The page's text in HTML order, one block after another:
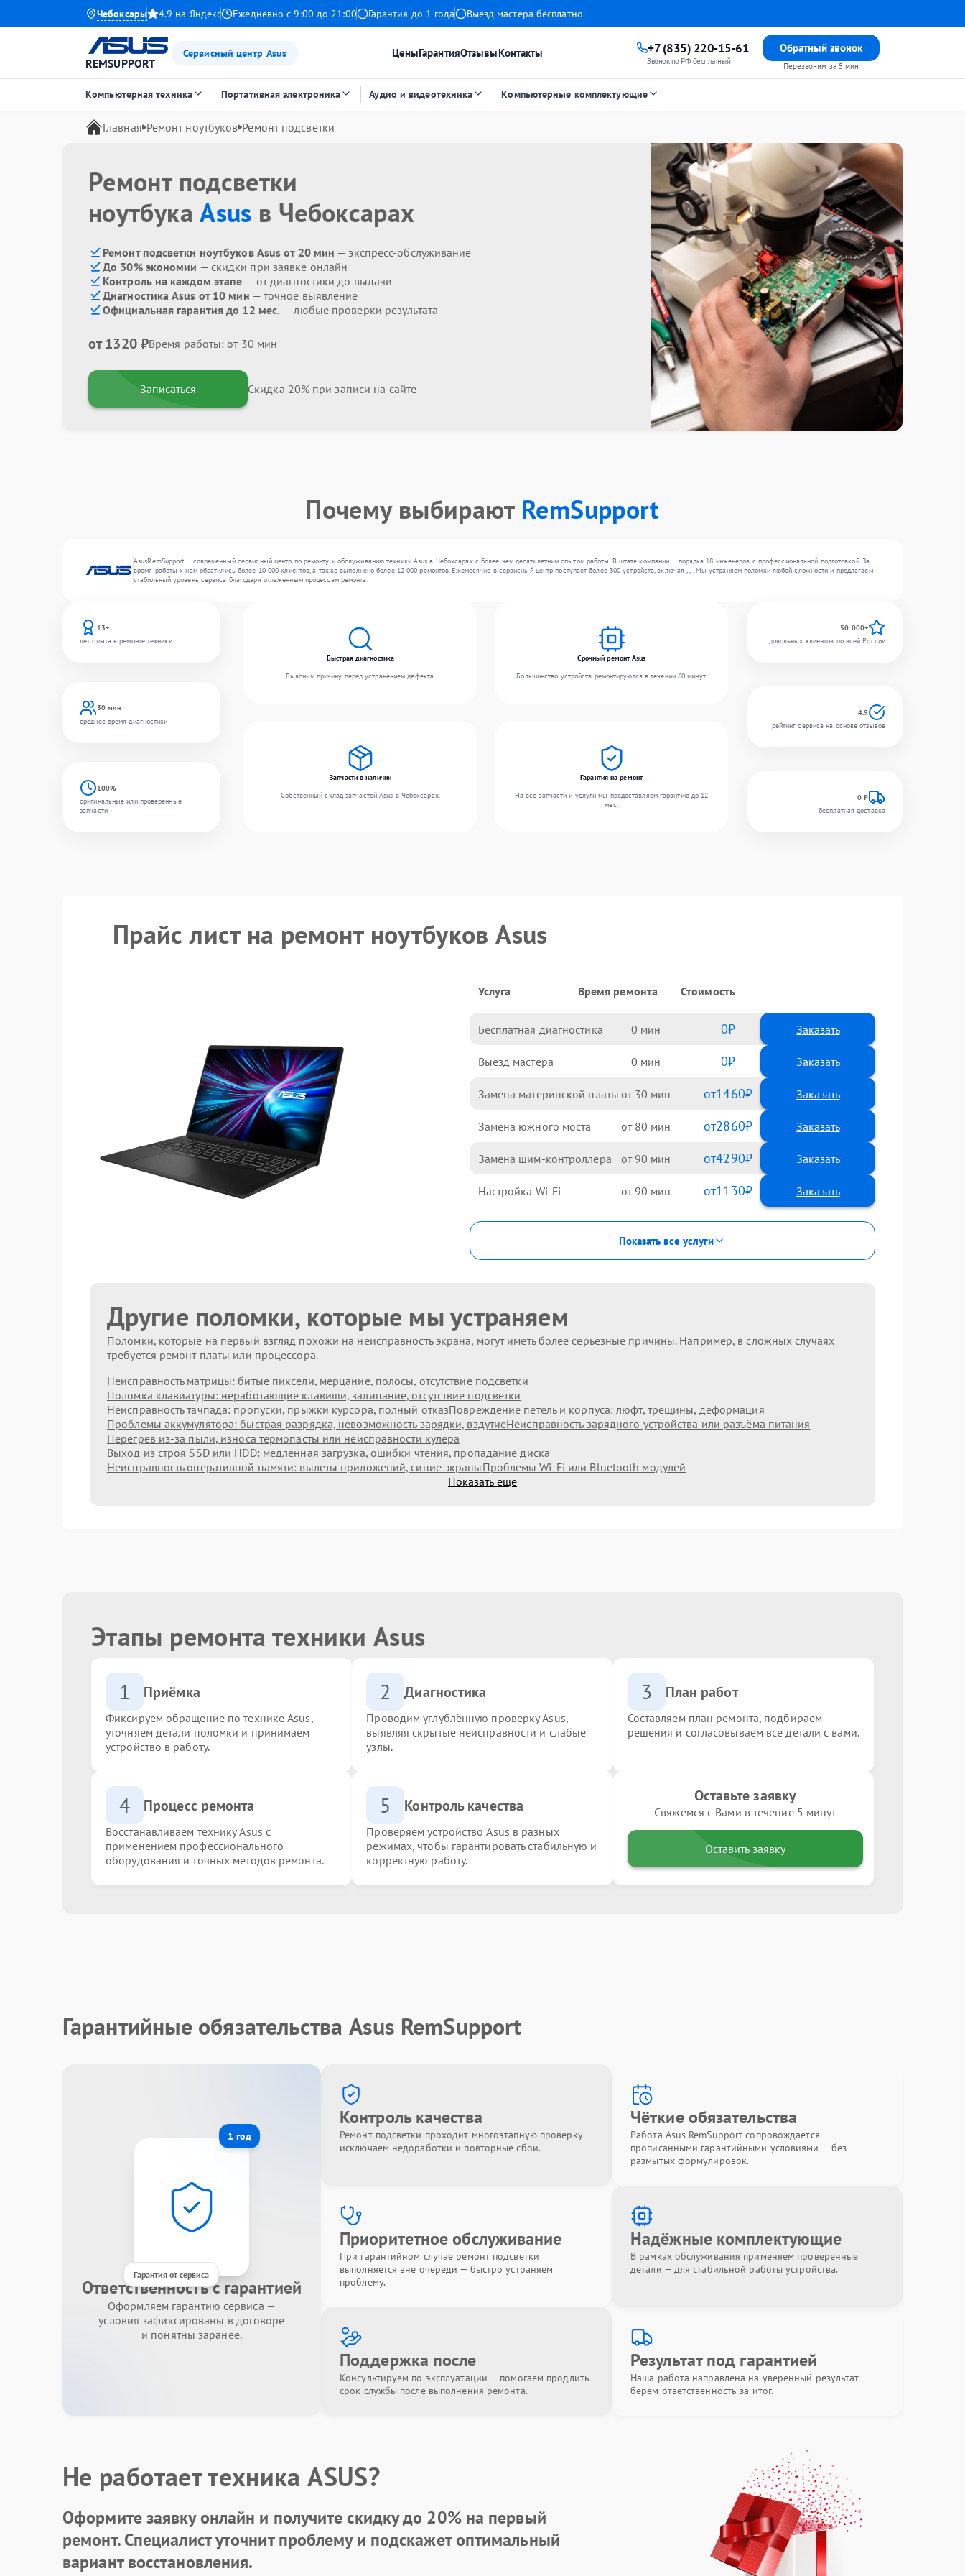
Чебоксары 4.9 на Яндекс Ежедневно с 9:00 до 21:00 Гарантия до 1 года Выезд мастера бесплатно
REMSUPPORT
Сервисный центр Asus ЦеныГарантияОтзывыКонтакты +7 (835) 220-15-61
Звонок по РФ бесплатный
Обратный звонок
Перезвоним за 5 мин
Компьютерная техника Портативная электроника Аудио и видеотехника Компьютерные комплектующие
Главная Ремонт ноутбуков Ремонт подсветки
Ремонт подсветки
ноутбукаAsus в Чебоксарах
Ремонт подсветки ноутбуков Asus от 20 мин — экспресс-обслуживание
До 30% экономии — скидки при заявке онлайн
Контроль на каждом этапе — от диагностики до выдачи
Диагностика Asus от 10 мин — точное выявление
Официальная гарантия до 12 мес. — любые проверки результата
от 1320 ₽Время работы: от 30 мин
Записаться Скидка 20% при записи на сайте
Почему выбирают RemSupport
AsusRemSupport — современный сервисный центр по ремонту и обслуживанию техники Asus в Чебоксарах с более чем десятилетним опытом работы. В штате компании — порядка 18 инженеров с профессиональной подготовкой. За
время работы к нам обратились более 10 000 клиентов, а также выполнено более 12 000 ремонтов. Ежемесячно в сервисный центр поступает более 300 устройств, включая , , . Мы устраняем поломки любой сложности и предлагаем
стабильный уровень сервиса благодаря отлаженным процессам ремонта.
13+
лет опыта в ремонте техники
30 мин
среднее время диагностики
100%
оригинальные или проверенные
запчасти
Быстрая диагностика
Выясним причину перед устранением дефекта.
Срочный ремонт Asus
Большинство устройств ремонтируются в течении 60 минут.
Запчасти в наличии
Собственный склад запчастей Asus в Чебоксарах.
Гарантия на ремонт
На все запчасти и услуги мы предоставляем гарантию до 12
мес.
50 000+
довольных клиентов по всей России
4.9
рейтинг сервиса на основе отзывов
0 ₽
бесплатная доставка
Прайс лист на ремонт ноутбуков Asus
Услуга Время ремонта Стоимость
Бесплатная диагностика 0 0 Заказать
Выезд мастера 0 0 Заказать
Замена материнской платы 30 1460
Замена южного моста 80 2860
Замена шим-контроллера 90 4290
Настройка Wi-Fi 90 1130
Показать все услуги
Другие поломки, которые мы устраняем
Поломки, которые на первый взгляд похожи на неисправность экрана, могут иметь более серьезные причины. Например, в сложных случаях
требуется ремонт платы или процессора.
Неисправность матрицы: битые пиксели, мерцание, полосы, отсутствие подсветки
Поломка клавиатуры: неработающие клавиши, залипание, отсутствие подсветки
Неисправность тачпада: пропуски, прыжки курсора, полный отказПовреждение петель и корпуса: люфт, трещины, деформация
Проблемы аккумулятора: быстрая разрядка, невозможность зарядки, вздутиеНеисправность зарядного устройства или разъёма питания
Перегрев из‑за пыли, износа термопасты или неисправности кулера
Выход из строя SSD или HDD: медленная загрузка, ошибки чтения, пропадание диска
Неисправность оперативной памяти: вылеты приложений, синие экраныПроблемы Wi‑Fi или Bluetooth модулей
Показать еще
Этапы ремонта техники Asus
1 Приёмка
Фиксируем обращение по технике Asus,
уточняем детали поломки и принимаем
устройство в работу.
2 Диагностика
Проводим углублённую проверку Asus,
выявляя скрытые неисправности и слабые
узлы.
3 План работ
Составляем план ремонта, подбираем
решения и согласовываем все детали с вами.
4 Процесс ремонта
Восстанавливаем технику Asus с
применением профессионального
оборудования и точных методов ремонта.
5 Контроль качества
Проверяем устройство Asus в разных
режимах, чтобы гарантировать стабильную и
корректную работу.
Оставьте заявку
Свяжемся с Вами в течение 5 минут
Оставить заявку
Гарантийные обязательства Asus RemSupport
1 год
Гарантия от сервиса
Ответственность с гарантией
Оформляем гарантию сервиса —
условия зафиксированы в договоре
и понятны заранее.
Контроль качества
Ремонт подсветки проходит многоэтапную проверку —
исключаем недоработки и повторные сбои.
Чёткие обязательства
Работа Asus RemSupport сопровождается
прописанными гарантийными условиями — без
размытых формулировок.
Приоритетное обслуживание
При гарантийном случае ремонт подсветки
выполняется вне очереди — быстро устраняем
проблему.
Надёжные комплектующие
В рамках обслуживания применяем проверенные
детали — для стабильной работы устройства.
Поддержка после
Консультируем по эксплуатации — помогаем продлить
срок службы после выполнения ремонта.
Результат под гарантией
Наша работа направлена на уверенный результат —
берём ответственность за итог.
Не работает техника ASUS?
Оформите заявку онлайн и получитескидку до 20%на первый
ремонт. Специалист уточнит проблему и подскажет оптимальный
вариант восстановления.